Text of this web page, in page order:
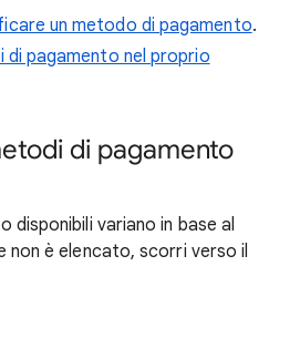
un metodo di pagamento.
di pagamento nel proprio
di pagamento
disponibili variano in base al
non è elencato, scorri verso il